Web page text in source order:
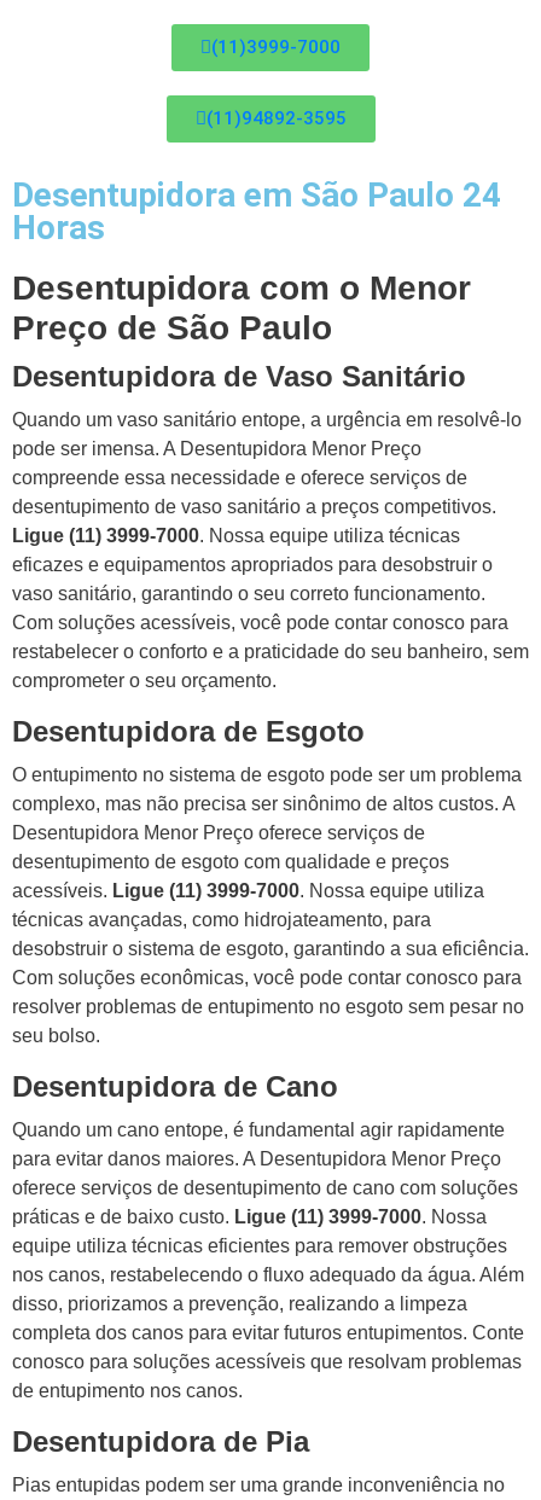
(11)3999-7000
(11)94892-3595
Desentupidora em São Paulo 24
Horas
Desentupidora com o Menor
Preço de São Paulo
Desentupidora de Vaso Sanitário
Quando um vaso sanitário entope, a urgência em resolvê-lo
pode ser imensa. A Desentupidora Menor Preço
compreende essa necessidade e oferece serviços de
desentupimento de vaso sanitário a preços competitivos.
Ligue (11) 3999-7000. Nossa equipe utiliza técnicas
eficazes e equipamentos apropriados para desobstruir o
vaso sanitário, garantindo o seu correto funcionamento.
Com soluções acessíveis, você pode contar conosco para
restabelecer o conforto e a praticidade do seu banheiro, sem
comprometer o seu orçamento.
Desentupidora de Esgoto
O entupimento no sistema de esgoto pode ser um problema
complexo, mas não precisa ser sinônimo de altos custos. A
Desentupidora Menor Preço oferece serviços de
desentupimento de esgoto com qualidade e preços
acessíveis. Ligue (11) 3999-7000. Nossa equipe utiliza
técnicas avançadas, como hidrojateamento, para
desobstruir o sistema de esgoto, garantindo a sua eficiência.
Com soluções econômicas, você pode contar conosco para
resolver problemas de entupimento no esgoto sem pesar no
seu bolso.
Desentupidora de Cano
Quando um cano entope, é fundamental agir rapidamente
para evitar danos maiores. A Desentupidora Menor Preço
oferece serviços de desentupimento de cano com soluções
práticas e de baixo custo. Ligue (11) 3999-7000. Nossa
equipe utiliza técnicas eficientes para remover obstruções
nos canos, restabelecendo o fluxo adequado da água. Além
disso, priorizamos a prevenção, realizando a limpeza
completa dos canos para evitar futuros entupimentos. Conte
conosco para soluções acessíveis que resolvam problemas
de entupimento nos canos.
Desentupidora de Pia
Pias entupidas podem ser uma grande inconveniência no